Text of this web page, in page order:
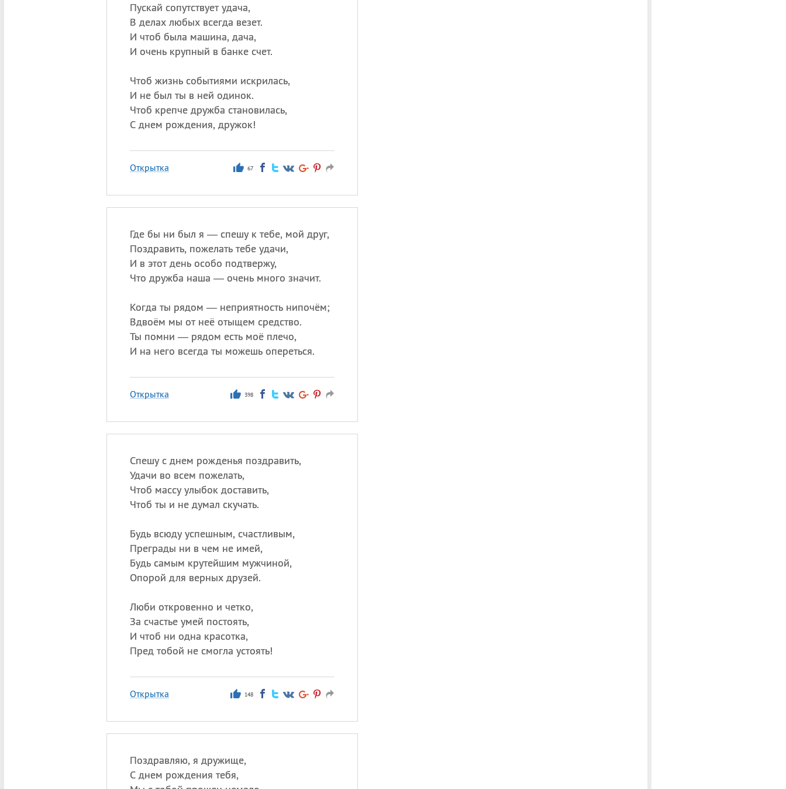
Пускай сопутствует удача,
В делах любых всегда везет.
И чтоб была машина, дача,
И очень крупный в банке счет.
Чтоб жизнь событиями искрилась,
И не был ты в ней одинок.
Чтоб крепче дружба становилась,
С днем рождения, дружок!
Открытка 67
Где бы ни был я — спешу к тебе, мой друг,
Поздравить, пожелать тебе удачи,
И в этот день особо подтвержу,
Что дружба наша — очень много значит.
Когда ты рядом — неприятность нипочём;
Вдвоём мы от неё отыщем средство.
Ты помни — рядом есть моё плечо,
И на него всегда ты можешь опереться.
Открытка 398
Спешу с днем рожденья поздравить,
Удачи во всем пожелать,
Чтоб массу улыбок доставить,
Чтоб ты и не думал скучать.
Будь всюду успешным, счастливым,
Преграды ни в чем не имей,
Будь самым крутейшим мужчиной,
Опорой для верных друзей.
Люби откровенно и четко,
За счастье умей постоять,
И чтоб ни одна красотка,
Пред тобой не смогла устоять!
Открытка 148
Поздравляю, я дружище,
С днем рождения тебя,